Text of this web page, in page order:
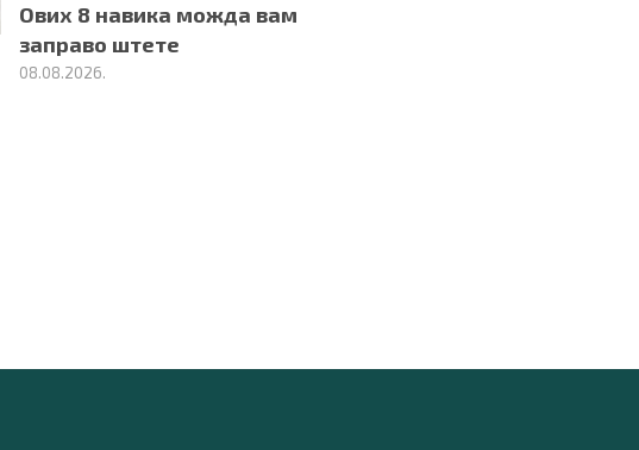
Ових 8 навика можда вам
заправо штете
08.08.2026.